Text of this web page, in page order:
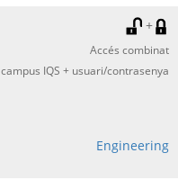
+
Accés combinat
campus IQS + usuari/contrasenya
Engineering